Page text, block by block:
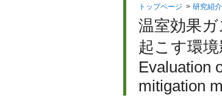
トップページ > 研究紹介
温室効果
起こす環境
Evaluation
mitigation